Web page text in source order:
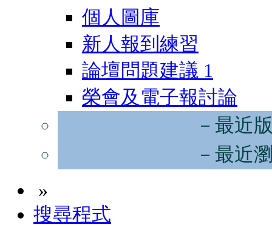
個人圖庫
新人報到練習
論壇問題建議 1
榮會及電子報討論
－最近
－最近
»
搜尋程式